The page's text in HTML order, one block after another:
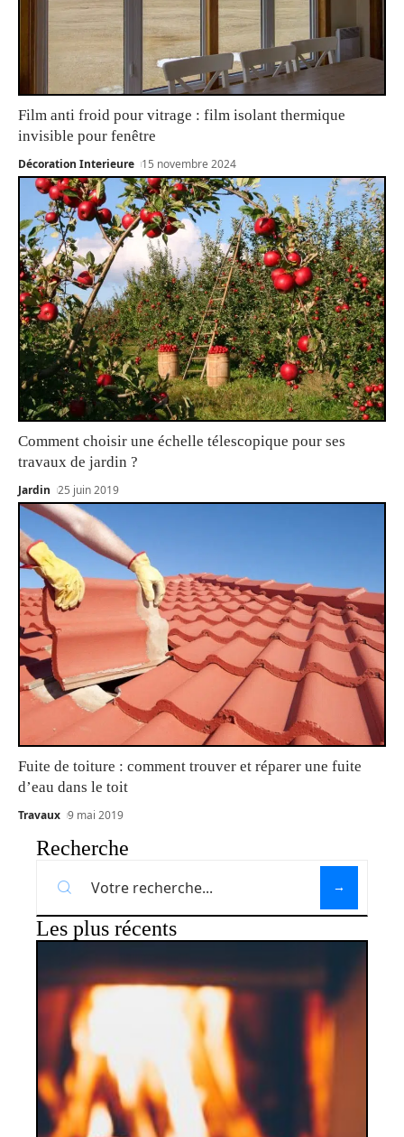
Film anti froid pour vitrage : film isolant thermique
invisible pour fenêtre
Décoration Interieure 15 novembre 2024
Comment choisir une échelle télescopique pour ses
travaux de jardin ?
Jardin 25 juin 2019
Fuite de toiture : comment trouver et réparer une fuite
d’eau dans le toit
Travaux 9 mai 2019
Recherche
Les plus récents